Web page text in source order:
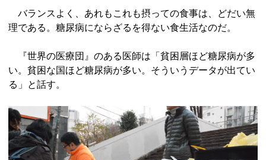
バランスよく、あれもこれも摂っての食事は、どだい無
理である。糖尿病にならざるを得ない食生活なのだ。
『世界の医療団』のある医師は「貧困層ほど糖尿病が多
い。貧困な国ほど糖尿病が多い。そういうデータが出てい
る」と話す。